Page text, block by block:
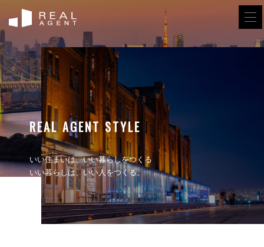
REAL AGENT STYLE
いい住まいは、いい暮らしをつくる
いい暮らしは、いい人をつくる。